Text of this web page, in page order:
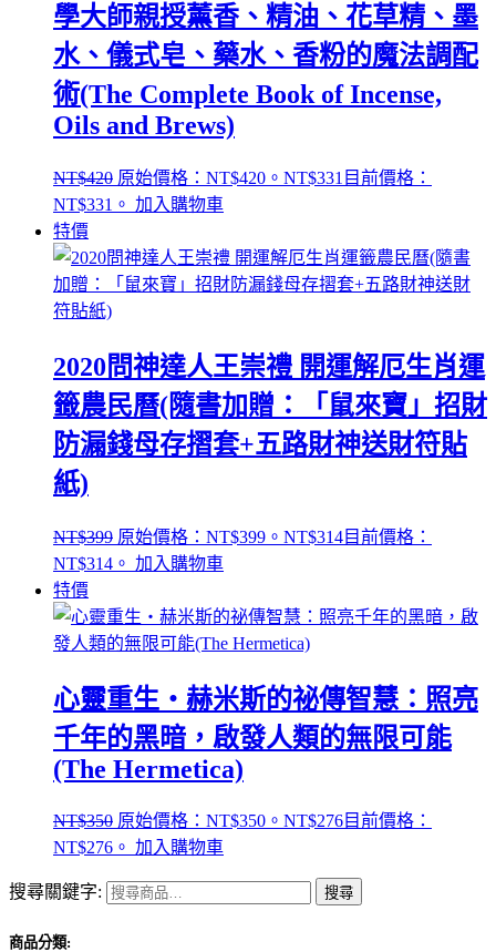
學大師親授薰香、精油、花草精、墨
水、儀式皂、藥水、香粉的魔法調配
術(The Complete Book of Incense,
Oils and Brews)
NT$420 原始價格：NT$420。 NT$331 目前價格：
NT$331。 加入購物車
特價
2020問神達人王崇禮 開運解厄生肖運
籤農民曆(隨書加贈：「鼠來寶」招財
防漏錢母存摺套+五路財神送財符貼
紙)
NT$399 原始價格：NT$399。 NT$314目前價格：
NT$314。 加入購物車
特價
心靈重生‧赫米斯的祕傳智慧：照亮
千年的黑暗，啟發人類的無限可能
(The Hermetica)
NT$350 原始價格：NT$350。 NT$276目前價格：
NT$276。 加入購物車
搜尋關鍵字: 搜尋
商品分類: